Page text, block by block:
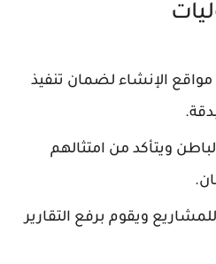
الإنشاء لضمان تنفيذ
ويتأكد من امتثالهم
للمشاريع ويقوم برفع التقارير